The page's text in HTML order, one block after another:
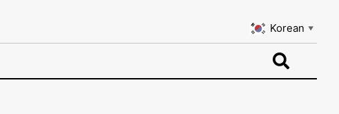
Korean ▼